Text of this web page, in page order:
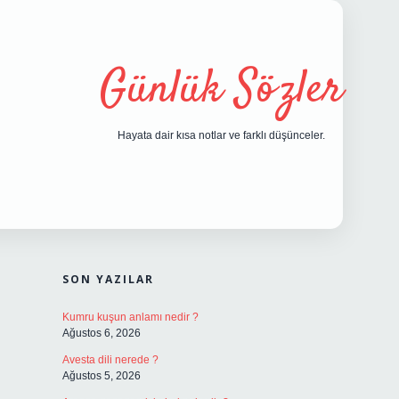
Günlük Sözler
Hayata dair kısa notlar ve farklı düşünceler.
SON YAZILAR
Kumru kuşun anlamı nedir ?
Ağustos 6, 2026
Avesta dili nerede ?
Ağustos 5, 2026